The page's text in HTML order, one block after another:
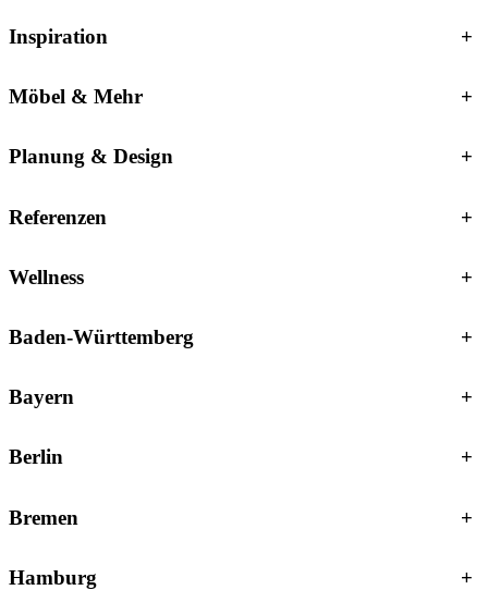
Inspiration +
Möbel & Mehr +
Planung & Design +
Referenzen +
Wellness +
Baden-Württemberg +
Bayern +
Berlin +
Bremen +
Hamburg +